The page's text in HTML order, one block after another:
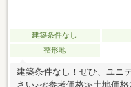
建築条件なし
整形地
建築条件なし！ぜひ、ユニ
さい♪≪参考価格≫土地価格